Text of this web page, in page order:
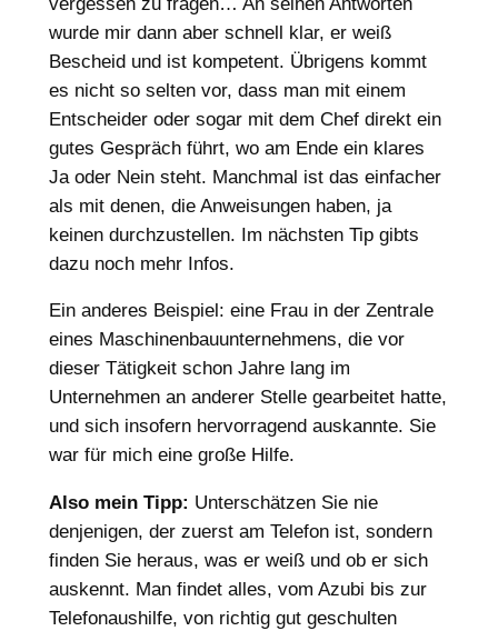
wurde mir dann aber schnell klar, er weiß
Bescheid und ist kompetent. Übrigens kommt
es nicht so selten vor, dass man mit einem
Entscheider oder sogar mit dem Chef direkt ein
gutes Gespräch führt, wo am Ende ein klares
Ja oder Nein steht. Manchmal ist das einfacher
als mit denen, die Anweisungen haben, ja
keinen durchzustellen. Im nächsten Tip gibts
dazu noch mehr Infos.
Ein anderes Beispiel: eine Frau in der Zentrale
eines Maschinenbauunternehmens, die vor
dieser Tätigkeit schon Jahre lang im
Unternehmen an anderer Stelle gearbeitet hatte,
und sich insofern hervorragend auskannte. Sie
war für mich eine große Hilfe.
Also mein Tipp: Unterschätzen Sie nie
denjenigen, der zuerst am Telefon ist, sondern
finden Sie heraus, was er weiß und ob er sich
auskennt. Man findet alles, vom Azubi bis zur
Telefonaushilfe, von richtig gut geschulten